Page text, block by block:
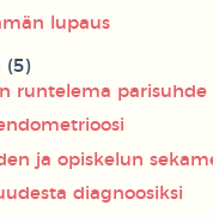
lupaus
(5)
runtelema parisuhde
ja opiskelun
diagnoosiksi